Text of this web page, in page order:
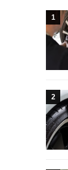
1
2